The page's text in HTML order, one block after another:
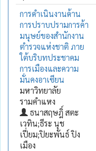
การดำเนินงานด้าน
การปราบปรามการค้า
มนุษย์ของสำนักงาน
ตำรวจแห่งชาติ ภาย
ใต้บริบทประชาคม
การเมืองและความ
มั่นคงอาเซียน
มหาวิทยาลัย
รามคำแหง
ธนาสฤษฎิ์ สตะ
เวทิน;ธีระ นุช
เปี่ยม;ปิยะพันธ์ ปิง
เมือง